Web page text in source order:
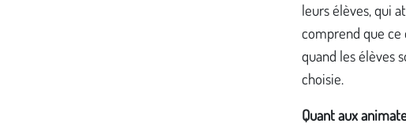
leurs élèves, qui
comprend que
quand les élèves
choisie.
Quant aux